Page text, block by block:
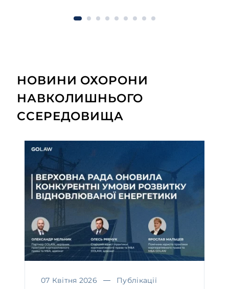
НОВИНИ ОХОРОНИ
НАВКОЛИШНЬОГО
ССЕРЕДОВИЩА
07 Квітня 2026 Публікації